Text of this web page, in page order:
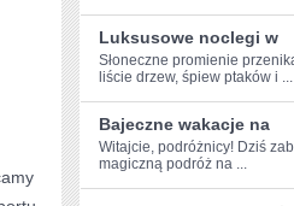
Luksusowe noclegi w
Słoneczne promienie⁢
liście drzew, ‍śpiew ptaków i ...
Bajeczne wakacje na
Witajcie, podróżnicy! ‌Dziś
magiczną ‍podróż na ...